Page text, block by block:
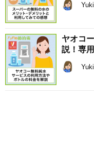
Yuki
ヤオコ
説！専
Yuki